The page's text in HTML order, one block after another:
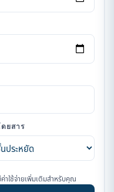
ยสาร
าใช้จ่ายเพิ่มเติมสำหรับคุณ